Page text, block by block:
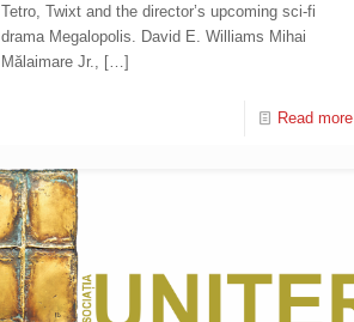
Tetro, Twixt and the director’s upcoming sci-fi
drama Megalopolis. David E. Williams Mihai
Mălaimare Jr.,
[…]
Read more